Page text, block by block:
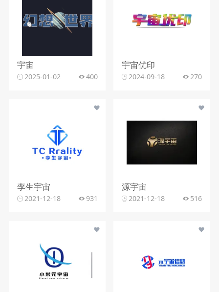
宇宙
2025-01-02 400
宇宙优印
2024-09-18 270
孪生宇宙
2021-12-18 931
源宇宙
2021-12-18 516